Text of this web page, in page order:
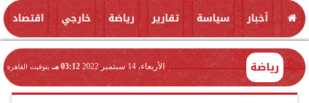
أخبار سياسة تقارير رياضة خارجي اقتصاد
رياضة الأربعاء، 14 سبتمبر 2022 03:12 مـ بتوقيت القاهرة